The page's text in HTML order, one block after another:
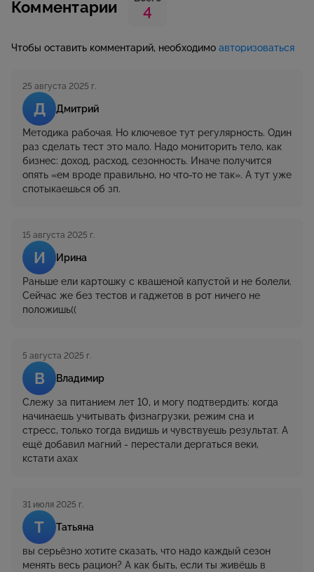
Комментарии 4
Чтобы оставить комментарий, необходимо авторизоваться
Д Дмитрий
25 августа 2025 г.
Методика рабочая. Но ключевое тут регулярность. Один
раз сделать тест это мало. Надо мониторить тело, как
бизнес: доход, расход, сезонность. Иначе получится
опять «ем вроде правильно, но что-то не так». А тут уже
спотыкаешься об зп.
И Ирина
15 августа 2025 г.
Раньше ели картошку с квашеной капустой и не болели.
Сейчас же без тестов и гаджетов в рот ничего не
положишь((
В Владимир
5 августа 2025 г.
Слежу за питанием лет 10, и могу подтвердить: когда
начинаешь учитывать физнагрузки, режим сна и
стресс, только тогда видишь и чувствуешь результат. А
ещё добавил магний - перестали дергаться веки,
кстати ахах
Т Татьяна
31 июля 2025 г.
вы серьёзно хотите сказать, что надо каждый сезон
менять весь рацион? А как быть, если ты живёшь в